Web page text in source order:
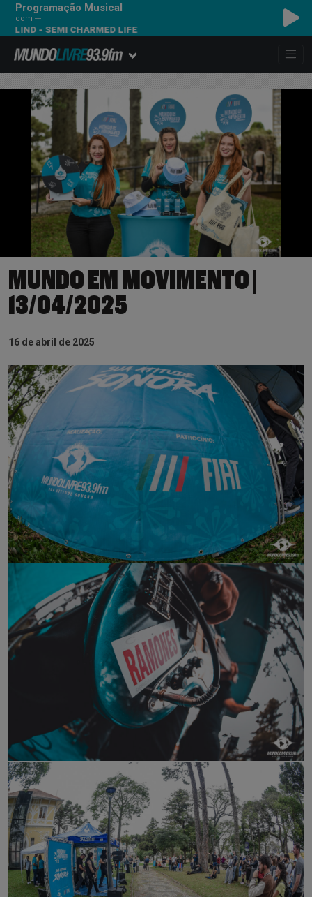
Programação Musical
com ---
THIRD EYE BLIND - SEMI CHARMED LIFE
MUNDO EM MOVIMENTO |
13/04/2025
16 de abril de 2025